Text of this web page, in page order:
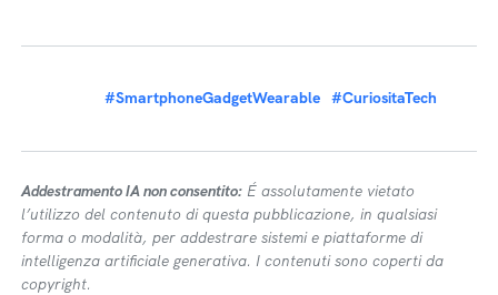
#SmartphoneGadgetWearable #CuriositaTech
Addestramento IA non consentito: É assolutamente vietato
l’utilizzo del contenuto di questa pubblicazione, in qualsiasi
forma o modalità, per addestrare sistemi e piattaforme di
intelligenza artificiale generativa. I contenuti sono coperti da
copyright.